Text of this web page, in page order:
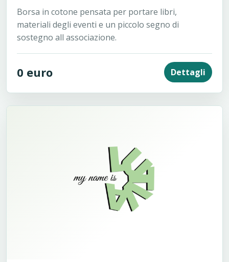
Borsa in cotone pensata per portare libri,
materiali degli eventi e un piccolo segno di
sostegno all associazione.
0 euro Dettagli